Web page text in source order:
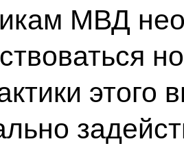
МВД
этого